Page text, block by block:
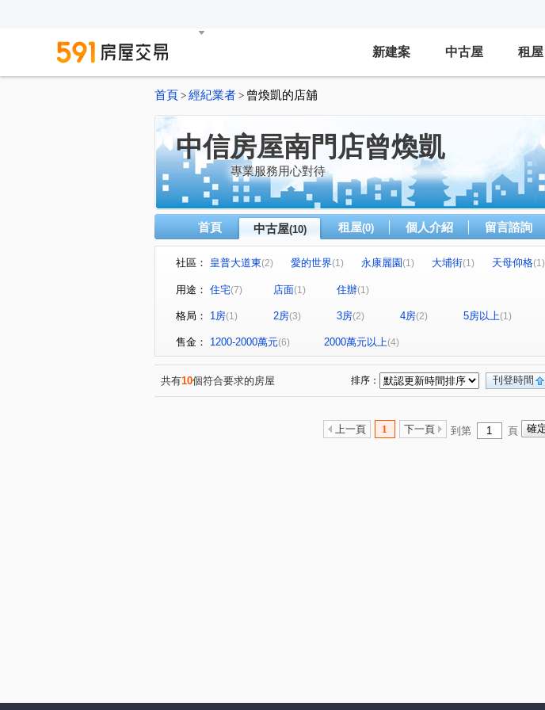
新建案 中古屋 租屋
首頁 > 經紀業者 > 曾煥凱的店舖
中信房屋南門店曾煥凱
專業服務用心對待
首頁 中古屋(10) 租屋(0) 個人介紹 留言諮詢
社區： 皇普大道東(2) 愛的世界(1) 永康麗園(1) 大埔街(1) 天母仰格(1)
莎士比亞
忠孝路二段
用途： 住宅(7) 店面(1) 住辦(1)
格局： 1房(1) 2房(3) 3房(2) 4房(2) 5房以上(1)
售金： 1200-2000萬元(6) 2000萬元以上(4)
共有10個符合要求的房屋 刊登時間
排序：
上一頁 1 下一頁 到第 頁